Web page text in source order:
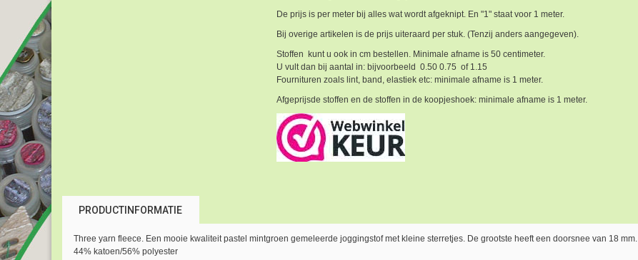
De prijs is per meter bij alles wat wordt afgeknipt. En "1" staat voor 1 meter.
Bij overige artikelen is de prijs uiteraard per stuk. (Tenzij anders aangegeven).
Stoffen kunt u ook in cm bestellen. Minimale afname is 50 centimeter.
U vult dan bij aantal in: bijvoorbeeld 0.50 0.75 of 1.15
Fournituren zoals lint, band, elastiek etc: minimale afname is 1 meter.
Afgeprijsde stoffen en de stoffen in de koopjeshoek: minimale afname is 1 meter.
PRODUCTINFORMATIE
Three yarn fleece. Een mooie kwaliteit pastel mintgroen gemeleerde joggingstof met kleine sterretjes. De grootste heeft een doorsnee van 18 mm.
44% katoen/56% polyester